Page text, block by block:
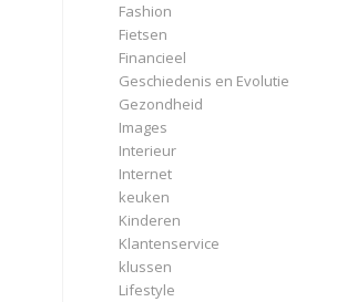
Fashion
Fietsen
Financieel
Geschiedenis en Evolutie
Gezondheid
Images
Interieur
Internet
keuken
Kinderen
Klantenservice
klussen
Lifestyle